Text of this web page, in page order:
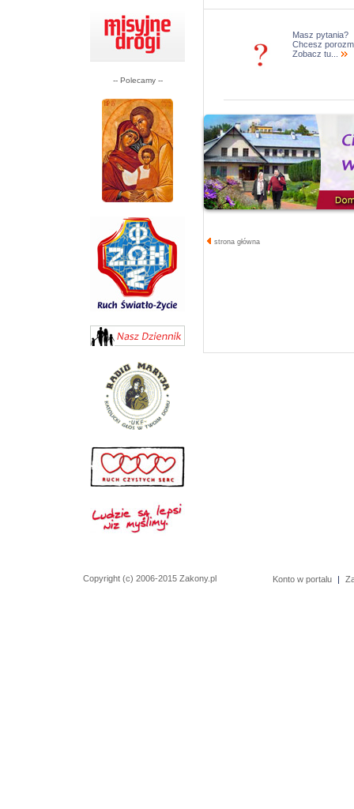
-- Polecamy --
Masz pytania?
Chcesz
Zobacz tu...
strona główna
Copyright (c) 2006-2015 Zakony.pl Konto w portalu |